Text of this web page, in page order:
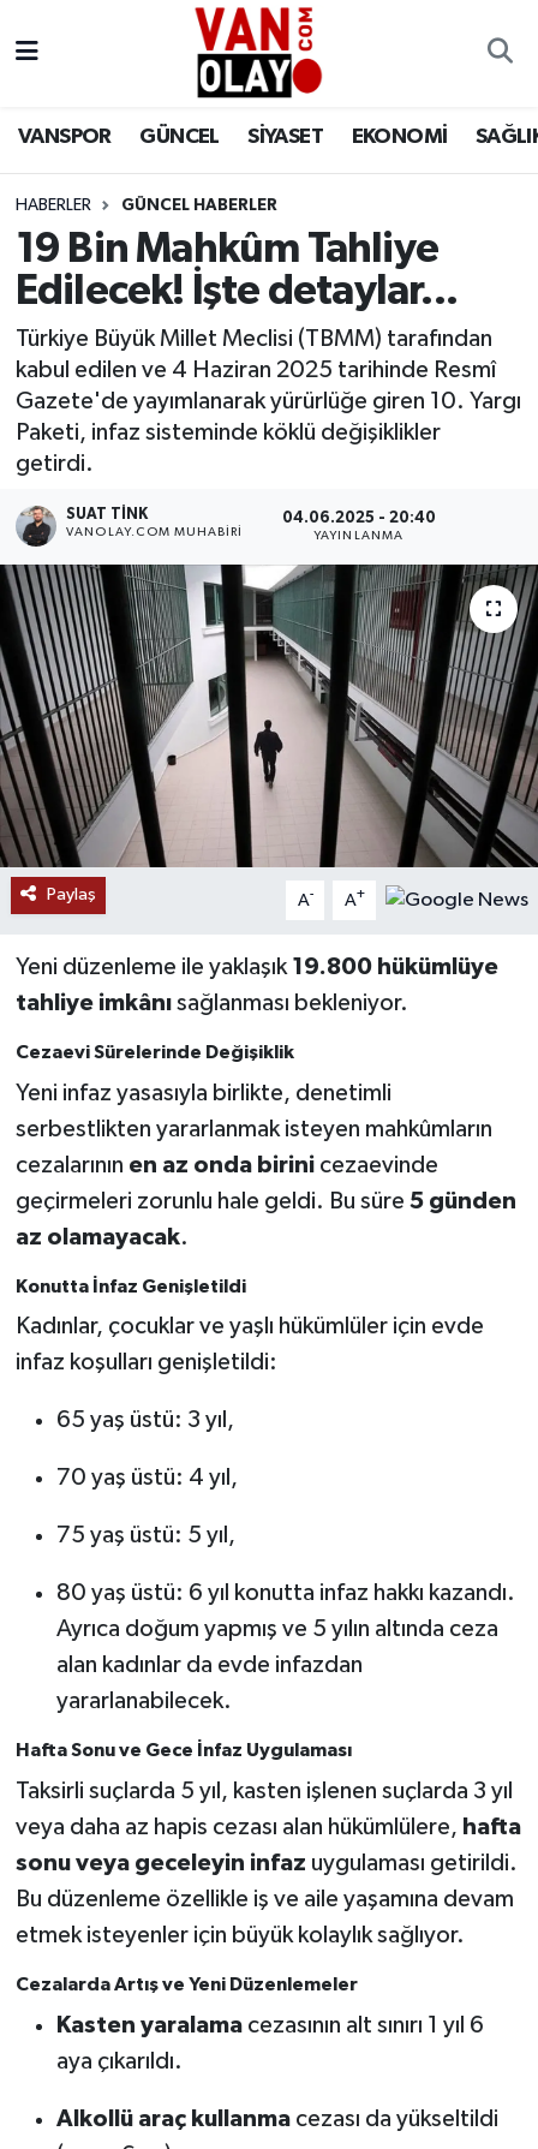
VANSPOR GÜNCEL SİYASET EKONOMİ
HABERLER GÜNCEL HABERLER
19 Bin Mahkûm Tahliye
Edilecek! İşte detaylar...
Türkiye Büyük Millet Meclisi (TBMM) tarafından
kabul edilen ve 4 Haziran 2025 tarihinde Resmî
Gazete'de yayımlanarak yürürlüğe giren 10. Yargı
Paketi, infaz sisteminde köklü değişiklikler
getirdi.
SUAT TINK
VANOLAY.COM MUHABIRI
04.06.2025 - 20:40
YAYINLANMA
Paylaş A- A+
Yeni düzenleme ile yaklaşık 19.800 hükümlüye
tahliye imkânısağlanması bekleniyor.
Cezaevi Sürelerinde Değişiklik
Yeni infaz yasasıyla birlikte, denetimli
serbestlikten yararlanmak isteyen mahkûmların
cezalarının en az onda birinicezaevinde
geçirmeleri zorunlu hale geldi. Bu süre 5 günden
az olamayacak.
Konutta İnfaz Genişletildi
Kadınlar, çocuklar ve yaşlı hükümlüler için evde
infaz koşulları genişletildi:
65 yaş üstü: 3 yıl,
70 yaş üstü: 4 yıl,
75 yaş üstü: 5 yıl,
80 yaş üstü: 6 yıl konutta infaz hakkı kazandı.
Ayrıca doğum yapmış ve 5 yılın altında ceza
alan kadınlar da evde infazdan
yararlanabilecek.
Hafta Sonu ve Gece İnfaz Uygulaması
Taksirli suçlarda 5 yıl, kasten işlenen suçlarda 3 yıl
veya daha az hapis cezası alan hükümlülere, hafta
sonu veya geceleyin infaz uygulaması getirildi.
Bu düzenleme özellikle iş ve aile yaşamına devam
etmek isteyenler için büyük kolaylık sağlıyor.
Cezalarda Artış ve Yeni Düzenlemeler
Kasten yaralamacezasının alt sınırı 1 yıl 6
aya çıkarıldı.
Alkollü araç kullanmacezası da yükseltildi
Siyaset
Ekonomi
Sağlık
Eğitim
Bilim & Teknoloji
Dünya
RESMİ İLANLAR
Van Nöbetçi Eczaneler
Van Namaz Vakitleri
Van Trafik Yoğunluk Haritası
Süper Lig Puan Durumu ve Fikstür
Tüm Manşetler
Son Dakika Haberleri
Haber Arşivi